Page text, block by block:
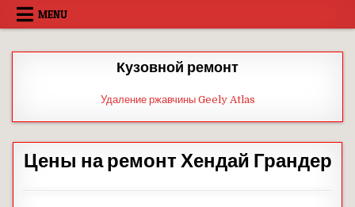
Skip
MENU
Кузовной ремонт
Удаление ржавчины Geely Atlas
Цены на ремонт Хендай Грандер